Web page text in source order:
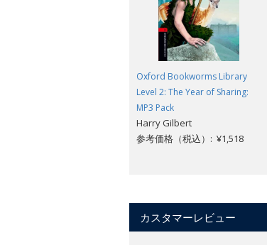
Oxford Bookworms Library
Level 2: The Year of Sharing:
MP3 Pack
Harry Gilbert
参考価格（税込）: ¥1,518
カスタマーレビュー